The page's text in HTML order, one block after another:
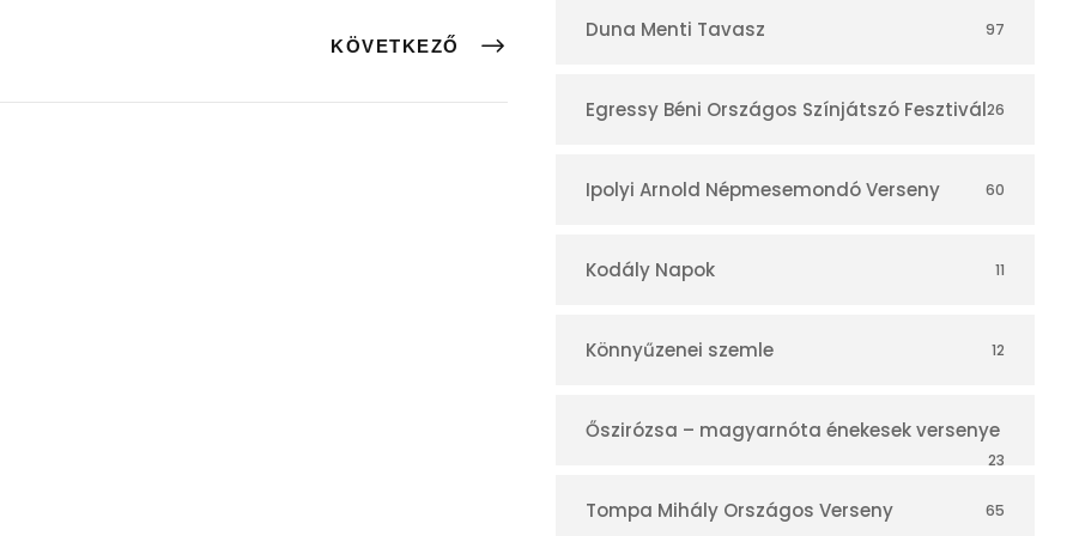
KÖVETKEZŐ
r
Duna Menti Tavasz 97
Egressy Béni Országos Színjátszó Fesztivál26
Ipolyi Arnold Népmesemondó Verseny 60
Kodály Napok 11
Könnyűzenei szemle 12
Őszirózsa – magyarnóta énekesek versenye
23
Tompa Mihály Országos Verseny 65